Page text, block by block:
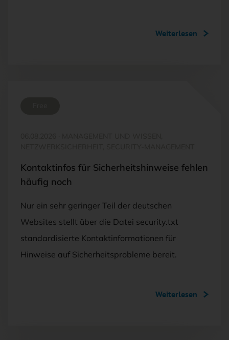
Weiterlesen
Kontaktinfos für Sicherheitshinweise fehlen
häufig noch
Nur ein sehr geringer Teil der deutschen
Websites stellt über die Datei security.txt
standardisierte Kontaktinformationen für
Hinweise auf Sicherheitsprobleme bereit.
Weiterlesen